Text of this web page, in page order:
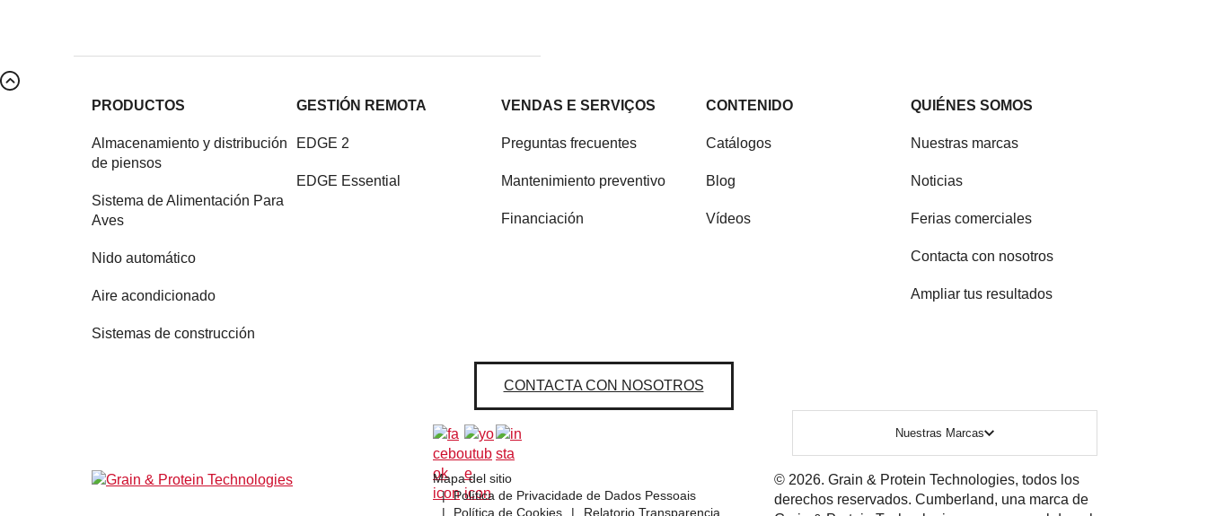
PRODUCTOS
Almacenamiento y distribución
de piensos
Sistema de Alimentación Para
Aves
Nido automático
Aire acondicionado
Sistemas de construcción
GESTIÓN REMOTA
EDGE 2
EDGE Essential
VENDAS E SERVIÇOS
Preguntas frecuentes
Mantenimiento preventivo
Financiación
CONTENIDO
Catálogos
Blog
Vídeos
QUIÉNES SOMOS
Nuestras marcas
Noticias
Ferias comerciales
Contacta con nosotros
Ampliar tus resultados
CONTACTA CON NOSOTROS
Nuestras Marcas
Mapa del sitio
Política de Privacidade de Dados Pessoais
Política de Cookies
Relatorio Transparencia
© 2026. Grain & Protein Technologies, todos los
derechos reservados. Cumberland, una marca de